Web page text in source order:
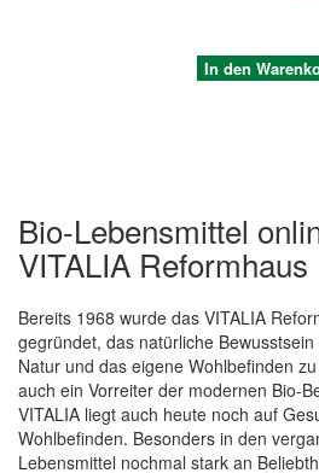
Quickview
In den
Bio-Lebensmittel
VITALIA Reformhaus
Bereits 1968 wurde das VITALIA
gegründet, das natürliche
Natur und das eigene Wohlbefinden
auch ein Vorreiter der modernen Bio-
VITALIA liegt auch heute noch auf
Wohlbefinden. Besonders in den
Lebensmittel nochmal stark an